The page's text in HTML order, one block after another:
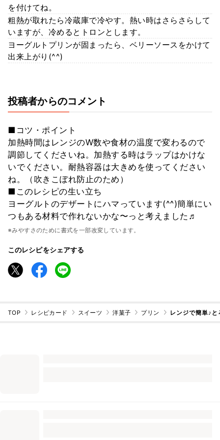
を付けてね。
粗熱が取れたら冷蔵庫で冷やす。熱い時はさらさらして
いますが、冷めるとトロンとします。
ヨーグルトプリンが固まったら、ベリーソースをかけて
出来上がり(^^)
投稿者からのコメント
■コツ・ポイント
加熱時間はレンジのW数や食材の温度で変わるので
調節してくださいね。加熱する時はラップはかけな
いでください。耐熱容器は大きめを使ってください
ね。（吹きこぼれ防止のため）
■このレシピの生い立ち
ヨーグルトのデザートにハマっています(^^)簡単にい
つもある材料で作れないかな〜っと考えました♬
※みやすさのために書式を一部改変しています。
このレシピをシェアする
TOP レシピカード スイーツ 洋菓子 プリン レンジで簡単♪